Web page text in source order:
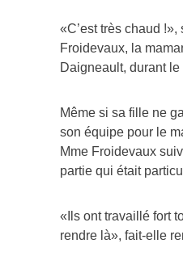
«C’est très chaud !»,
Froidevaux, la
Daigneault, durant le
Même si sa fille ne
son équipe pour le
Mme Froidevaux
partie qui était
«Ils ont travaillé fort
rendre là», fait-elle